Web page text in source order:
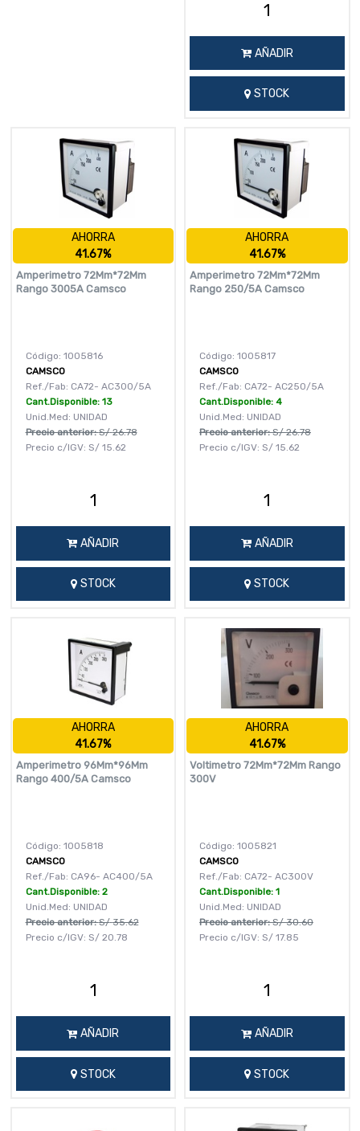
AÑADIR
STOCK
AHORRA
41.67%
Amperimetro 72Mm*72Mm
Rango 3005A Camsco
Código: 1005816
CAMSCO
Ref./Fab: CA72- AC300/5A
Cant.Disponible: 13
Unid.Med: UNIDAD
Precio anterior:S/ 26.78
Precio c/IGV: S/ 15.62
AÑADIR
STOCK
AHORRA
41.67%
Amperimetro 72Mm*72Mm
Rango 250/5A Camsco
Código: 1005817
CAMSCO
Ref./Fab: CA72- AC250/5A
Cant.Disponible: 4
Unid.Med: UNIDAD
Precio anterior:S/ 26.78
Precio c/IGV: S/ 15.62
AÑADIR
STOCK
AHORRA
41.67%
Amperimetro 96Mm*96Mm
Rango 400/5A Camsco
Código: 1005818
CAMSCO
Ref./Fab: CA96- AC400/5A
Cant.Disponible: 2
Unid.Med: UNIDAD
Precio anterior:S/ 35.62
Precio c/IGV: S/ 20.78
AÑADIR
STOCK
AHORRA
41.67%
Voltimetro 72Mm*72Mm Rango
300V
Código: 1005821
CAMSCO
Ref./Fab: CA72- AC300V
Cant.Disponible: 1
Unid.Med: UNIDAD
Precio anterior:S/ 30.60
Precio c/IGV: S/ 17.85
AÑADIR
STOCK